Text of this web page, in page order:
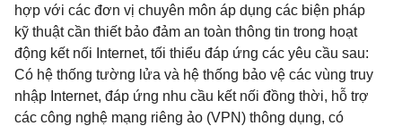
hợp với các đơn vị chuyên môn áp dụng các biện pháp
kỹ thuật cần thiết bảo đảm an toàn thông tin trong hoạt
động kết nối Internet, tối thiểu đáp ứng các yêu cầu sau:
Có hệ thống tường lửa và hệ thống bảo vệ các vùng truy
nhập Internet, đáp ứng nhu cầu kết nối đồng thời, hỗ trợ
các công nghệ mạng riêng ảo (VPN) thông dụng, có